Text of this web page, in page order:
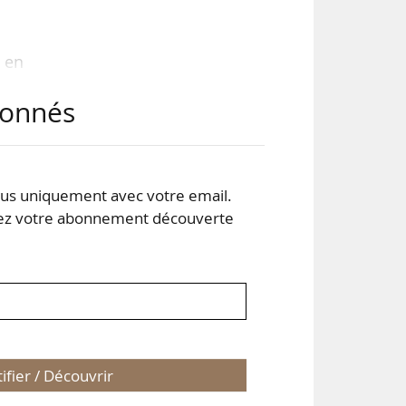
uniquement avec votre email.
votre abonnement découverte
/ Découvrir